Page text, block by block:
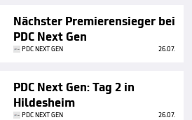
Nächster Premierensieger bei
PDC Next Gen
PDC NEXT GEN 26.07.
PDC Next Gen: Tag 2 in
Hildesheim
PDC NEXT GEN 26.07.